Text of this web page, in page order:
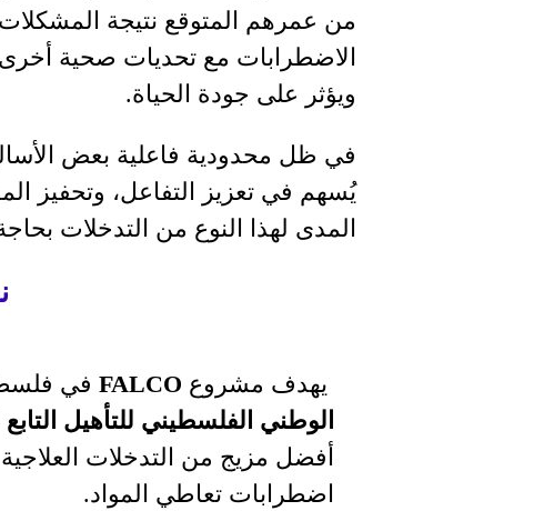
من عمرهم المتوقع نتيجة المشكلات
الاضطرابات مع تحديات صحية
ويؤثر على جودة الحياة.
في ظل محدودية فاعلية بعض
يُسهم في تعزيز التفاعل، وتحفيز
المدى لهذا النوع من التدخلات
FALCO في
الوطني الفلسطيني للتأهيل
أفضل مزيج من التدخلات
اضطرابات تعاطي المواد.